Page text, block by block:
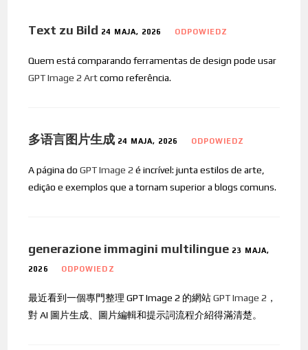
Text zu Bild 24 MAJA, 2026 ODPOWIEDZ
Quem está comparando ferramentas de design pode usar
GPT Image 2 Artcomo referência.
多语言图片生成 24 MAJA, 2026 ODPOWIEDZ
A página doGPT Image 2 é incrível: junta estilos de arte,
edição e exemplos que a tornam superior a blogs comuns.
generazione immagini multilingue 23 MAJA,
2026 ODPOWIEDZ
最近看到一個專門整理 GPT Image 2 的網站GPT Image 2 ，
對 AI 圖片生成、圖片編輯和提示詞流程介紹得滿清楚。